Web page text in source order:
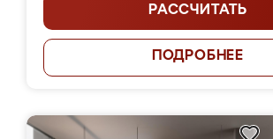
РАССЧИТАТЬ
ПОДРОБНЕЕ